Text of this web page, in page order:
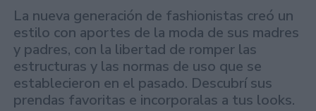
La nueva generación de fashionistas creó un
estilo con aportes de la moda de sus madres
y padres, con la libertad de romper las
estructuras y las normas de uso que se
establecieron en el pasado. Descubrí sus
prendas favoritas e incorporalas a tus looks.